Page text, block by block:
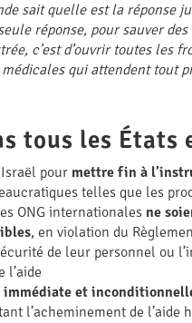
sait quelle est la réponse
réponse, pour sauver
c’est d’ouvrir toutes
qui attendent tout
tous les États
pour mettre fin à
telles que les
ONG internationales ne
, en violation du
de leur personnel ou
l’aide
immédiate et
l’acheminement de l’aide